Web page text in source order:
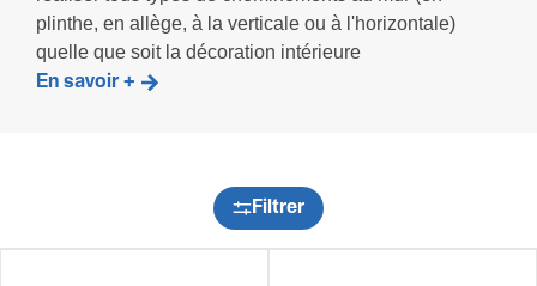
plinthe, en allège, à la verticale ou à l'horizontale)
quelle que soit la décoration intérieure
En savoir +
Filtrer